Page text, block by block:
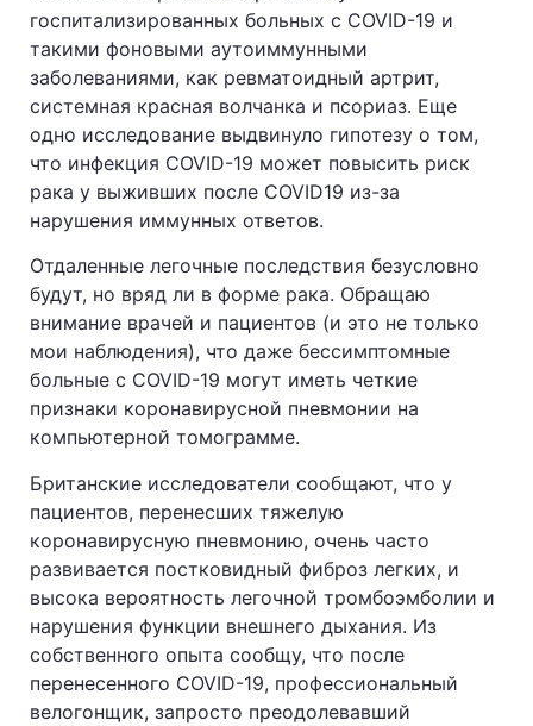
госпитализированных больных с COVID-19 и
такими фоновыми аутоиммунными
заболеваниями, как ревматоидный артрит,
системная красная волчанка и псориаз. Еще
одно исследование выдвинуло гипотезу о том,
что инфекция COVID-19 может повысить риск
рака у выживших после COVID19 из-за
нарушения иммунных ответов.
Отдаленные легочные последствия безусловно
будут, но вряд ли в форме рака. Обращаю
внимание врачей и пациентов (и это не только
мои наблюдения), что даже бессимптомные
больные с COVID-19 могут иметь четкие
признаки коронавирусной пневмонии на
компьютерной томограмме.
Британские исследователи сообщают, что у
пациентов, перенесших тяжелую
коронавирусную пневмонию, очень часто
развивается постковидный фиброз легких, и
высока вероятность легочной тромбоэмболии и
нарушения функции внешнего дыхания. Из
собственного опыта сообщу, что после
перенесенного COVID-19, профессиональный
велогонщик, запросто преодолевавший